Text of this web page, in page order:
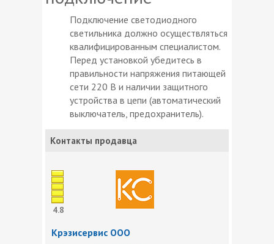
Подключение светодиодного
светильника должно осуществляться
квалифицированным специалистом.
Перед установкой убедитесь в
правильности напряжения питающей
сети 220 В и наличии защитного
устройства в цепи (автоматический
выключатель, предохранитель).
Контакты продавца
4.8
Крэзисервис ООО